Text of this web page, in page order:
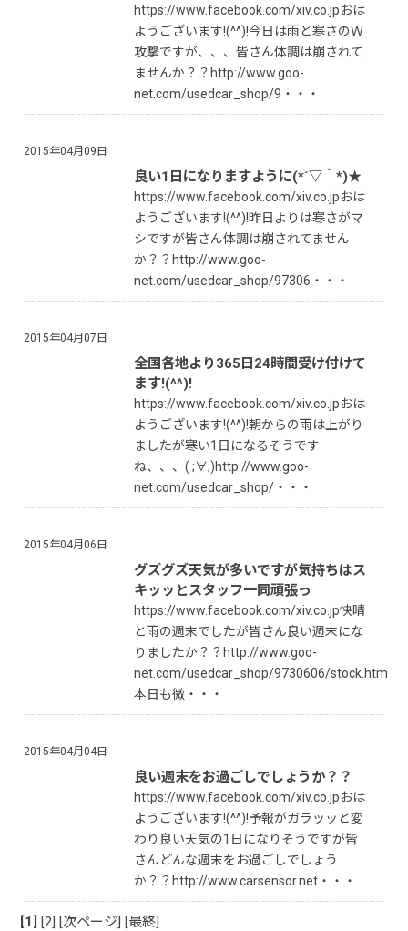
https://www.facebook.com/xiv.co.jpおは
ようございます!(^^)!今日は雨と寒さのＷ
攻撃ですが、、、皆さん体調は崩されて
ませんか？？http://www.goo-
net.com/usedcar_shop/9・・・
良い1日になりますように(*´▽｀*)★
https://www.facebook.com/xiv.co.jpおは
ようございます!(^^)!昨日よりは寒さがマ
シですが皆さん体調は崩されてません
か？？http://www.goo-
net.com/usedcar_shop/97306・・・
2015年04月09日
全国各地より365日24時間受け付けて
ます!(^^)!
https://www.facebook.com/xiv.co.jpおは
ようございます!(^^)!朝からの雨は上がり
ましたが寒い1日になるそうです
ね、、、( ;∀;)http://www.goo-
net.com/usedcar_shop/・・・
2015年04月07日
グズグズ天気が多いですが気持ちはス
キッッとスタッフ一同頑張っ
https://www.facebook.com/xiv.co.jp快晴
と雨の週末でしたが皆さん良い週末にな
りましたか？？http://www.goo-
net.com/usedcar_shop/9730606/stock.html
本日も微・・・
2015年04月06日
良い週末をお過ごしでしょうか？？
https://www.facebook.com/xiv.co.jpおは
ようございます!(^^)!予報がガラッッと変
わり良い天気の1日になりそうですが皆
さんどんな週末をお過ごしでしょう
か？？http://www.carsensor.net・・・
2015年04月04日
[1] [2] [次ページ] [最終]